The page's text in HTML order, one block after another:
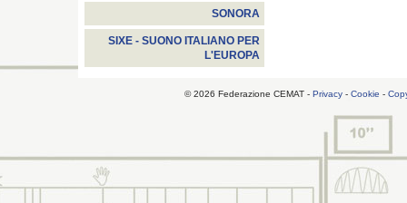
SONORA
SIXE - SUONO ITALIANO PER
L'EUROPA
© 2026 Federazione CEMAT - Privacy - Cookie -